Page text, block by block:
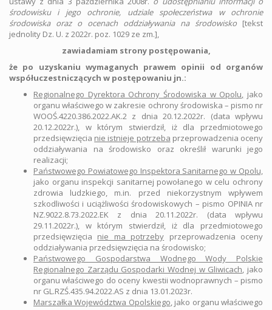
środowisku i jego ochronie, udziale społeczeństwa w ochronie
środowiska oraz o ocenach oddziaływania na środowisko [tekst
jednolity Dz. U. z 2022r. poz. 1029 ze zm.],
zawiadamiam strony postępowania,
że po uzyskaniu wymaganych prawem opinii od organów
współuczestniczących w postępowaniu jn.:
Regionalnego Dyrektora Ochrony Środowiska w Opolu, jako
organu właściwego w zakresie ochrony środowiska – pismo nr
WOOŚ.4220.386.2022.AK.2 z dnia 20.12.2022r. (data wpływu
20.12.2022r.), w którym stwierdził, iż dla przedmiotowego
przedsięwzięcia nie istnieje potrzeba przeprowadzenia oceny
oddziaływania na środowisko oraz określił warunki jego
realizacji;
Państwowego Powiatowego Inspektora Sanitarnego w Opolu,
jako organu inspekcji sanitarnej powołanego w celu ochrony
zdrowia ludzkiego, m.in. przed niekorzystnym wpływem
szkodliwości i uciążliwości środowiskowych – pismo OPINIA nr
NZ.9022.8.73.2022.EK z dnia 20.11.2022r. (data wpływu
29.11.2022r.), w którym stwierdził, iż dla przedmiotowego
przedsięwzięcia nie ma potrzeby przeprowadzenia oceny
oddziaływania przedsięwzięcia na środowisko;
Państwowego Gospodarstwa Wodnego Wody Polskie
Regionalnego Zarządu Gospodarki Wodnej w Gliwicach, jako
organu właściwego do oceny kwestii wodnoprawnych – pismo
nr GL.RZŚ.435.94.2022.AS z dnia 13.01.2023r.
Marszałka Województwa Opolskiego, jako organu właściwego